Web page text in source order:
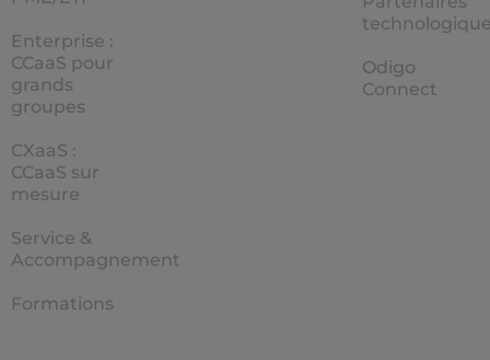
Enterprise :
CCaaS pour
grands
groupes
CXaaS :
CCaaS sur
mesure
Service &
Accompagnement
Formations
Odigo
Connect